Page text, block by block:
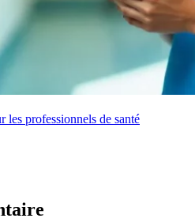
les professionnels de santé